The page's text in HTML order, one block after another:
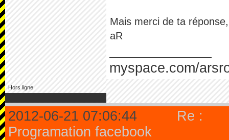
Mais merci de ta
aR
myspace.com/
Hors ligne
2012-06-21 07:06:44
Re :
Programation facebook